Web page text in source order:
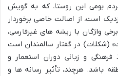
بومی این روستا، که به گویش
است، از اصالت خاصی برخوردار
واژگان با ریشه های غیرفارسی،
(شکلات) در گفتار سالمندان است
و زبانی دوران استعمار و
باشد. هرچند، تأثیر رسانه ها و